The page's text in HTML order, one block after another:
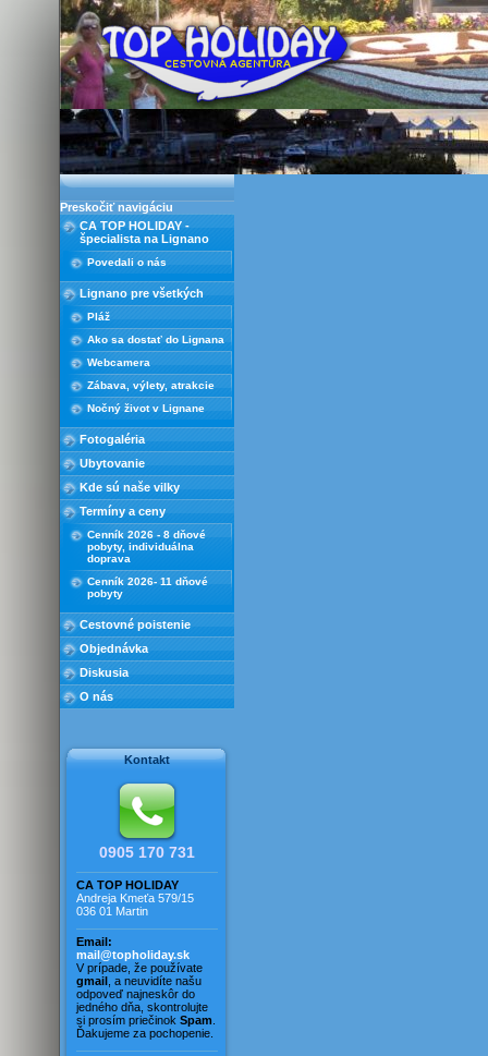
Preskočiť navigáciu
CA TOP HOLIDAY -
špecialista na Lignano
Povedali o nás
Lignano pre všetkých
Pláž
Ako sa dostať do Lignana
Webcamera
Zábava, výlety, atrakcie
Nočný život v Lignane
Fotogaléria
Ubytovanie
Rez. Casa Marina s
bazénom
Rez. Duna s bazénom
Rez. Kryštál s bazénmi
Rez. Marco s bazénom
Rez. Michelangelo
Rez. Millefiori
Rez. Millefiori - trilokál
Rez. Torre s bazénom
Rezidencia Lucinda
Rezidencia Luna
Rezidencia Primula
Rezidencia Saulina
Rezidencia pri mori
Vila Caroline
Vila Elena
Vila Frederica
Vila Jantár
Vila Karin
Vila Magdaléna
Vila Mara
Kde sú naše vilky
Termíny a ceny
Cenník 2026 - 8 dňové
pobyty, individuálna
doprava
Cenník 2026- 11 dňové
pobyty
Cestovné poistenie
Objednávka
Diskusia
O nás
Kontakt
0905 170 731
CA TOP HOLIDAY
Andreja Kmeťa 579/15
036 01 Martin
Email:
mail@topholiday.sk
V prípade, že používate
gmail , a neuvidíte našu
odpoveď najneskôr do
jedného dňa, skontrolujte
si prosím priečinok Spam
Ďakujeme za pochopenie.